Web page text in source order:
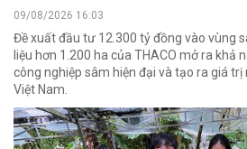
09/08/2026 16:03
Đề xuất đầu tư 12.300 tỷ đồng vào vùng
liệu hơn 1.200 ha của THACO mở ra khả
công nghiệp sâm hiện đại và tạo ra giá
Việt Nam.